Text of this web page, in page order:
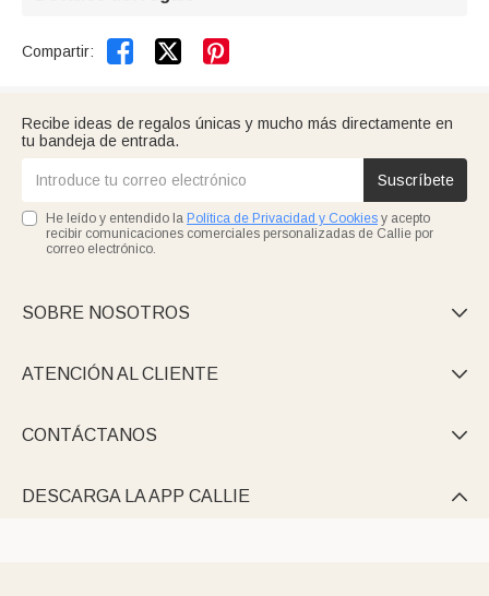
Compartir:  
Recibe ideas de regalos únicas y mucho más directamente en
tu bandeja de entrada.
Suscríbete
He leído y entendido la Política de Privacidad y Cookies y acepto
recibir comunicaciones comerciales personalizadas de Callie por
correo electrónico.
SOBRE NOSOTROS 
ATENCIÓN AL CLIENTE 
CONTÁCTANOS 
DESCARGA LA APP CALLIE 